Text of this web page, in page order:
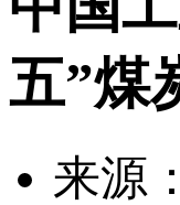
五”煤
来源